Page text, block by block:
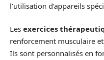
l’utilisation d’appareils
Les exercices
renforcement musculaire
Ils sont personnalisés en